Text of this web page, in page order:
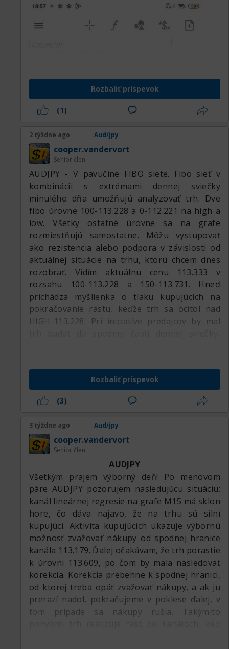
Rozbaliť príspevok
(1)
2 týždne ago Aud/jpy
cooper.vandervort
Senior člen
AUDJPY - V pavučine FIBO siete. Fibo sieť v
kombinácii s extrémami dennej sviečky
minulého dňa umožňujú analyzovať trh. Dve
fibo úrovne 100-113.228 a 0-112.221 na high a
low. Všetky ostatné úrovne sa na grafe
rozmiestňujú samostatne. Môžu vystupovať
ako rezistencia alebo podpora v závislosti od
aktuálnej situácie na trhu, ktorú chcem dnes
rozobrať. Vidím aktuálnu cenu 113.333 v
rozsahu 100-113.228 a 150-113.731. Hneď
prichádza myšlienka o tlaku kupujúcich na
pokračovanie rastu, keďže trh sa ocitol nad
HIGH-113.228. Pri iniciatíve predajcov by mal
113.997, na ktorej býci povolia svoj zovretý
úchop. Zvažujem nákupy z pásma od úrovní
100-113.228,123.6-113.466,138.2-113.613 na
odrazoch od nich.
Rozbaliť príspevok
(3)
3 týždne ago Aud/jpy
cooper.vandervort
Senior člen
AUDJPY
Všetkým prajem výborný deň! Po menovom
páre AUDJPY pozorujem nasledujúcu situáciu:
kanál lineárnej regresie na grafe M15 má sklon
hore, čo dáva najavo, že na trhu sú silní
kupujúci. Aktivita kupujúcich ukazuje výbornú
možnosť zvažovať nákupy od spodnej hranice
kanála 113.179. Ďalej očakávam, že trh porastie
k úrovni 113.609, po čom by mala nasledovať
korekcia. Korekcia prebehne k spodnej hranici,
od ktorej treba opäť zvažovať nákupy, a ak ju
prerazí nadol, pokračujeme v poklese ďalej, v
tom prípade sa nákupy rušia. Takýmito